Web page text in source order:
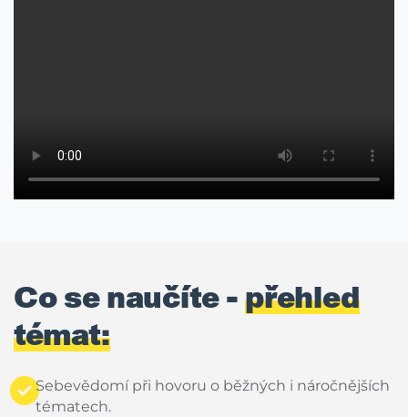
Co se naučíte - přehled
témat:
Sebevědomí při hovoru o běžných i náročnějších
tématech.